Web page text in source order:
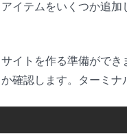
イテムをいくつか追
イトを作る準備がで
確認します。ターミナ